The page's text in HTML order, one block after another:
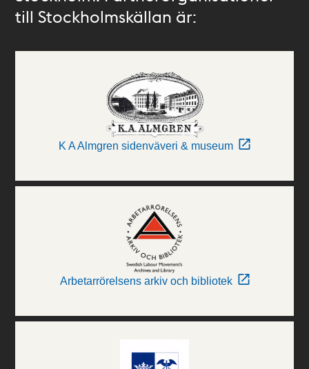
till Stockholmskällan är:
K A Almgren sidenväveri & museum
Arbetarrörelsens arkiv och bibliotek